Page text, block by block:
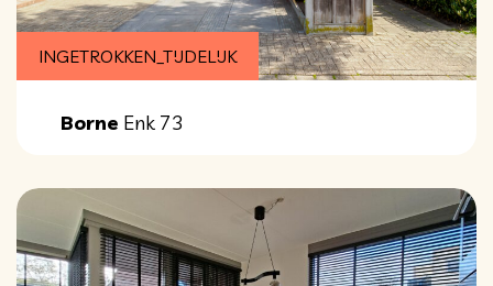
INGETROKKEN_TIJDELIJK
Borne Enk 73